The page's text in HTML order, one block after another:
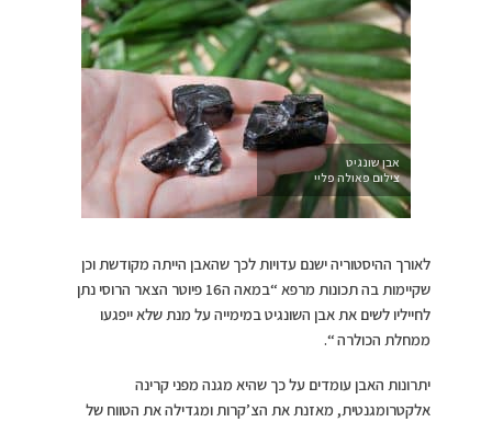
אבן שונגיט
צילום פאולה פליי
לאורך ההיסטוריה ישנם עדויות לכך שהאבן הייתה מקודשת וכן
שקיימות בה תכונות מרפא “במאה ה16 פיוטר הצאר הרוסי נתן
לחייליו לשים את אבן השונגיט במימייה על מנת שלא ייפגעו
ממחלת הכולרה “.
יתרונות האבן עומדים על כך שהיא מגנה מפני קרינה
אלקטרומגנטית, מאזנת את הצ’קרות ומגדילה את הטווח של